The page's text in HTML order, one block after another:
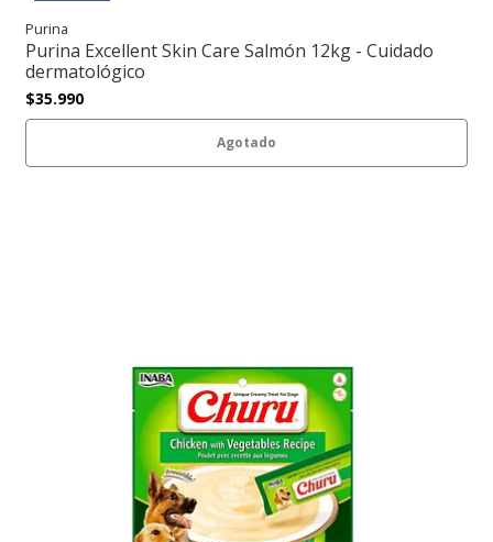
Purina
Purina Excellent Skin Care Salmón 12kg - Cuidado
dermatológico
$35.990
Agotado